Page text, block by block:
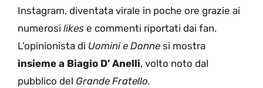
Instagram, diventata virale in poche ore grazie ai
numerosi likes e commenti riportati dai fan.
L’opinionista di Uomini e Donne si mostra
insieme a Biagio D’ Anelli, volto noto dal
pubblico del Grande Fratello.